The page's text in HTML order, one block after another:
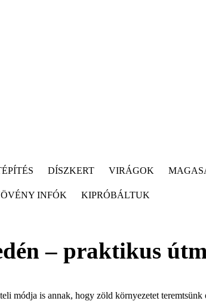
DÍSZKERT VIRÁGOK
INFÓK KIPRÓBÁLTUK
– praktikus
módja is annak, hogy zöld környezetet